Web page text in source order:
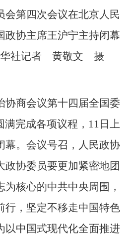
会第四次会议在北京人民
政协主席王沪宁主持闭幕
华社记者 黄敬文 摄
协商会议第十四届全国委
满完成各项议程，11日上
幕。会议号召，人民政协
政协委员要更加紧密地团
核心的中共中央周围，
行，坚定不移走中国特色
以中国式现代化全面推进